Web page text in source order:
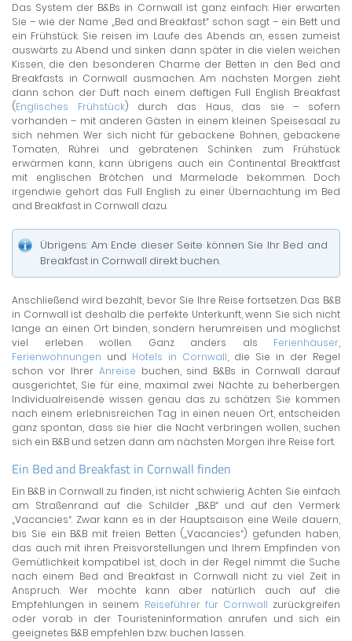
Das System der B&Bs in Cornwall ist ganz einfach: Hier erwarten
Sie – wie der Name „Bed and Breakfast“ schon sagt – ein Bett und
ein Frühstück. Sie reisen im Laufe des Abends an, essen zumeist
auswärts zu Abend und sinken dann später in die vielen weichen
Kissen, die den besonderen Charme der Betten in den Bed and
Breakfasts in Cornwall ausmachen. Am nächsten Morgen zieht
dann schon der Duft nach einem deftigen Full English Breakfast
(Englisches Frühstück) durch das Haus, das sie – sofern
vorhanden – mit anderen Gästen in einem kleinen Speisesaal zu
sich nehmen. Wer sich nicht für gebackene Bohnen, gebackene
Tomaten, Rührei und gebratenen Schinken zum Frühstück
erwärmen kann, kann übrigens auch ein Continental Breaktfast
mit englischen Brötchen und Marmelade bekommen. Doch
irgendwie gehört das Full English zu einer Übernachtung im Bed
and Breakfast in Cornwall dazu.
Übrigens: Am Ende dieser Seite können Sie Ihr Bed and
Breakfast in Cornwall direkt buchen.
Anschließend wird bezahlt, bevor Sie Ihre Reise fortsetzen. Das B&B
in Cornwall ist deshalb die perfekte Unterkunft, wenn Sie sich nicht
lange an einen Ort binden, sondern herumreisen und möglichst
viel erleben wollen. Ganz anders als Ferienhäuser,
Ferienwohnungen und Hotels in Cornwall, die Sie in der Regel
schon vor Ihrer Anreise buchen, sind B&Bs in Cornwall darauf
ausgerichtet, Sie für eine, maximal zwei Nächte zu beherbergen.
Individualreisende wissen genau das zu schätzen: Sie kommen
nach einem erlebnisreichen Tag in einen neuen Ort, entscheiden
ganz spontan, dass sie hier die Nacht verbringen wollen, suchen
sich ein B&B und setzen dann am nächsten Morgen ihre Reise fort.
Ein Bed and Breakfast in Cornwall finden
Ein B&B in Cornwall zu finden, ist nicht schwierig. Achten Sie einfach
am Straßenrand auf die Schilder „B&B“ und auf den Vermerk
„Vacancies“. Zwar kann es in der Hauptsaison eine Weile dauern,
bis Sie ein B&B mit freien Betten („Vacancies“) gefunden haben,
das auch mit ihren Preisvorstellungen und Ihrem Empfinden von
Gemütlichkeit kompatibel ist, doch in der Regel nimmt die Suche
nach einem Bed and Breakfast in Cornwall nicht zu viel Zeit in
Anspruch. Wer möchte kann aber natürlich auch auf die
Empfehlungen in seinem Reiseführer für Cornwall zurückgreifen
oder vorab in der Touristeninformation anrufen und sich ein
geeignetes B&B empfehlen bzw. buchen lassen.